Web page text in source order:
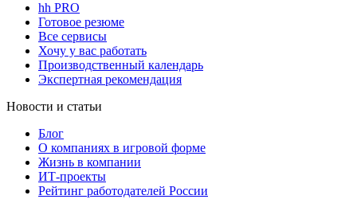
hh PRO
Готовое резюме
Все сервисы
Хочу у вас работать
Производственный календарь
Экспертная рекомендация
Новости и статьи
Блог
О компаниях в игровой форме
Жизнь в компании
ИТ-проекты
Рейтинг работодателей России